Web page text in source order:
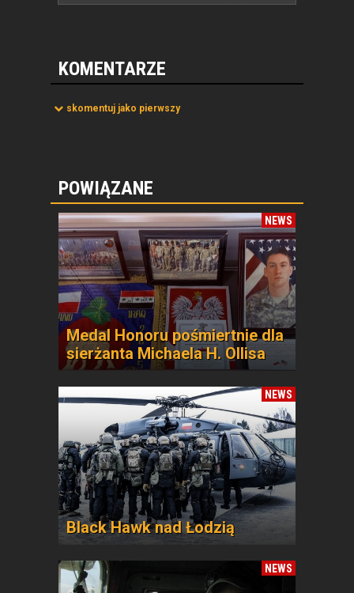
KOMENTARZE
skomentuj jako pierwszy
POWIĄZANE
NEWS
Medal Honoru pośmiertnie dla
sierżanta Michaela H. Ollisa
NEWS
Black Hawk nad Łodzią
NEWS